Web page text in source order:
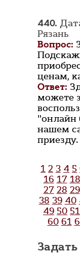
440.
Рязань
Вопрос:
ценам,
Ответ:
можете
"онлайн
нашем
приезду.
1 2 3 4 5
16 17 18
27 28 29
38 39 40
49 50 51
60 61
Задать